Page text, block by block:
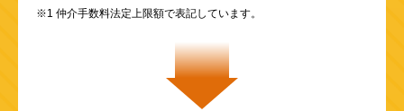
※1 仲介手数料法定上限額で表記しています。